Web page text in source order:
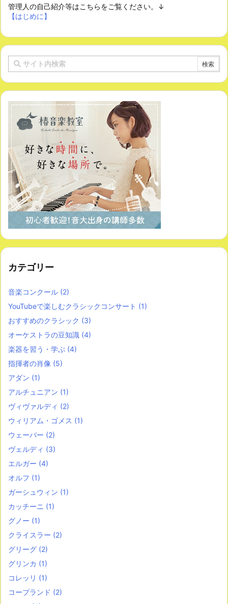
管理人の自己紹介等はこちらをご覧ください。↓
【はじめに】
カテゴリー
音楽コンクール (2)
YouTubeで楽しむクラシックコンサート (1)
おすすめのクラシック (3)
オーケストラの豆知識 (4)
楽器を習う・学ぶ (4)
指揮者の肖像 (5)
アダン (1)
アルチュニアン (1)
ヴィヴァルディ (2)
ウィリアム・ゴメス (1)
ウェーバー (2)
ヴェルディ (3)
エルガー (4)
オルフ (1)
ガーシュウィン (1)
カッチーニ (1)
グノー (1)
クライスラー (2)
グリーグ (2)
グリンカ (1)
コレッリ (1)
コープランド (2)